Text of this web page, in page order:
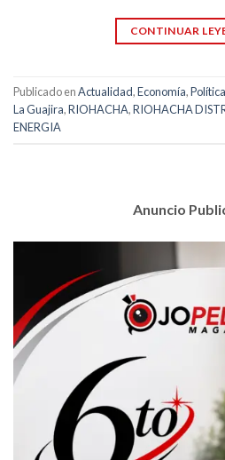
CONTINUAR
Publicado enActualidad,Economía,Política
La Guajira,RIOHACHA,RIOHACHA
ENERGIA
Anuncio